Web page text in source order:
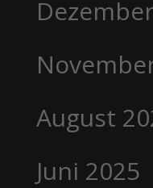
August
Juni 2025